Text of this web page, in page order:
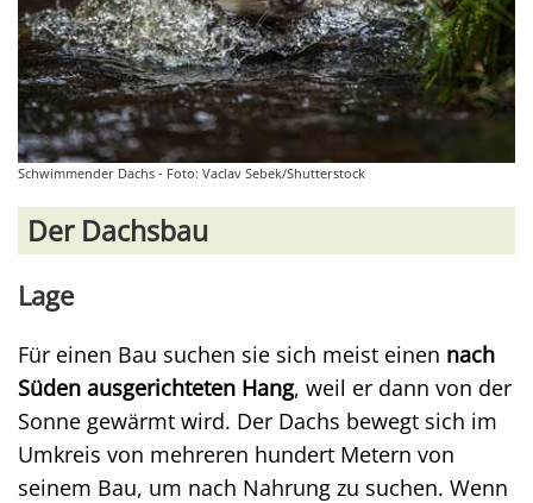
Schwimmender Dachs - Foto: Vaclav Sebek/Shutterstock
Der Dachsbau
Lage
Für einen Bau suchen sie sich meist einen nach
Süden ausgerichteten Hang, weil er dann von der
Sonne gewärmt wird. Der Dachs bewegt sich im
Umkreis von mehreren hundert Metern von
seinem Bau, um nach Nahrung zu suchen. Wenn